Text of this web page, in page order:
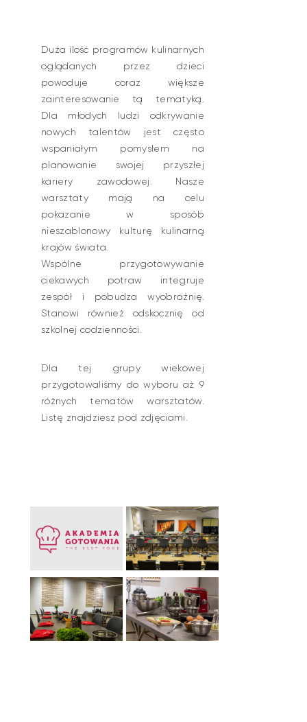
Duża ilość programów kulinarnych
oglądanych przez dzieci
powoduje coraz większe
zainteresowanie tą tematyką.
Dla młodych ludzi odkrywanie
nowych talentów jest często
wspaniałym pomysłem na
planowanie swojej przyszłej
kariery zawodowej. Nasze
warsztaty mają na celu
pokazanie w sposób
nieszablonowy kulturę kulinarną
krajów świata.
Wspólne przygotowywanie
ciekawych potraw integruje
zespół i pobudza wyobraźnię.
Stanowi również odskocznię od
szkolnej codzienności.
Dla tej grupy wiekowej
przygotowaliśmy do wyboru aż 9
różnych tematów warsztatów.
Listę znajdziesz pod zdjęciami.